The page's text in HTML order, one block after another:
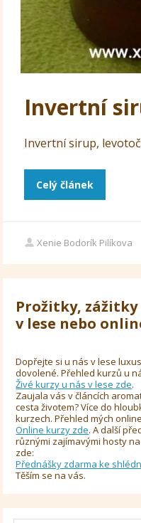
Invertní
Invertní sirup,
Celý článek
Xenie Bodorík Pilíkova
Prožitky,
v lese nebo
Dopřejte si u nás v lese
dovolené. Přehled kurzů u
Živé kurzy u nás v lese zde.
Zaujala vás v článcích
cesta životem? Více do
kurzech. Přehled mých
Online kurzy zde. A další
různými zajímavými hosty
zde:
Přednášky zdarma ke
Těším se na vás.